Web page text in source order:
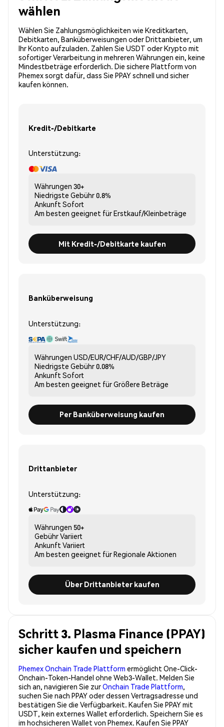
wählen
Wählen Sie Zahlungsmöglichkeiten wie Kreditkarten,
Debitkarten, Banküberweisungen oder Drittanbieter, um
Ihr Konto aufzuladen. Zahlen Sie USDT oder Krypto mit
sofortiger Verarbeitung in mehreren Währungen ein, keine
Mindestbeträge erforderlich. Die sichere Plattform von
Phemex sorgt dafür, dass Sie PPAY schnell und sicher
kaufen können.
Kredit-/Debitkarte
Unterstützung:
Währungen 30+
Niedrigste Gebühr0.8%
Ankunft Sofort
Am besten geeignet fürErstkauf/Kleinbeträge
Mit Kredit-/Debitkarte kaufen
Banküberweisung
Unterstützung:
Währungen USD/EUR/CHF/AUD/GBP/JPY
Niedrigste Gebühr0.08%
Ankunft Sofort
Am besten geeignet fürGrößere Beträge
Per Banküberweisung kaufen
Drittanbieter
Unterstützung:
Währungen 50+
GebührVariiert
Ankunft Variiert
Am besten geeignet fürRegionale Aktionen
Über Drittanbieter kaufen
Schritt 3. Plasma Finance (PPAY)
sicher kaufen und speichern
Phemex Onchain Trade Plattform ermöglicht One-Click-
Onchain-Token-Handel ohne Web3-Wallet. Melden Sie
sich an, navigieren Sie zurOnchain Trade Plattform,
suchen Sie nach PPAY oder dessen Vertragsadresse und
bestätigen Sie die Verfügbarkeit. Kaufen Sie PPAY mit
USDT, kein externes Wallet erforderlich. Speichern Sie es
im hochsicheren Wallet von Phemex. Kaufen Sie PPAY